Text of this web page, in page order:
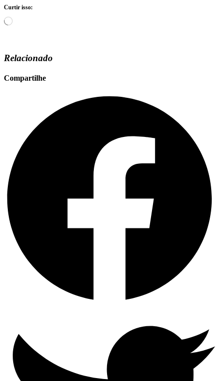
Curtir isso:
Carregando...
Relacionado
Compartilhe